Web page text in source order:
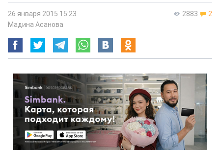
2883 2
26 января 2015 15:23
Мадина Асанова